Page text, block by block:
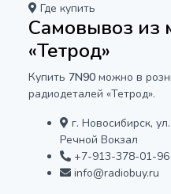
Где купить
Самовывоз из
«Тетрод»
Купить 7N90 можно в
радиодеталей «Тетрод».
г. Новосибирск,
Речной Вокзал
+7-913-378-01-96
info@radiobuy.ru